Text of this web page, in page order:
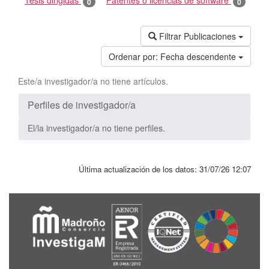
Filtrar Publicaciones
Ordenar por: Fecha descendente
Este/a investigador/a no tiene artículos.
Perfiles de investigador/a
El/la investigador/a no tiene perfiles.
Última actualización de los datos: 31/07/26 12:07